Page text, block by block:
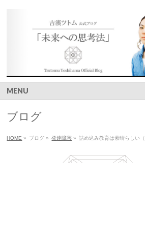
MENU
ブログ
HOME » ブログ » 発達障害 » 詰め込み教育は素晴らしい（